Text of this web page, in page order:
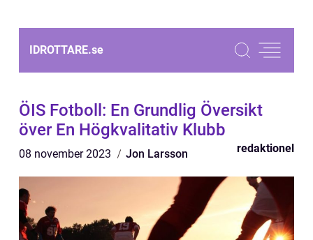
IDROTTARE.se
ÖIS Fotboll: En Grundlig Översikt
över En Högkvalitativ Klubb
08 november 2023 Jon Larsson redaktionel